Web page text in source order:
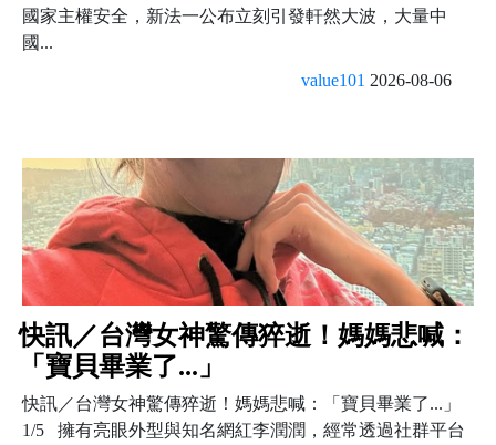
國家主權安全，新法一公布立刻引發軒然大波，大量中
國...
value101 2026-08-06
快訊／台灣女神驚傳猝逝！媽媽悲喊：
「寶貝畢業了...」
快訊／台灣女神驚傳猝逝！媽媽悲喊：「寶貝畢業了...」
1/5 擁有亮眼外型與知名網紅李潤潤，經常透過社群平台